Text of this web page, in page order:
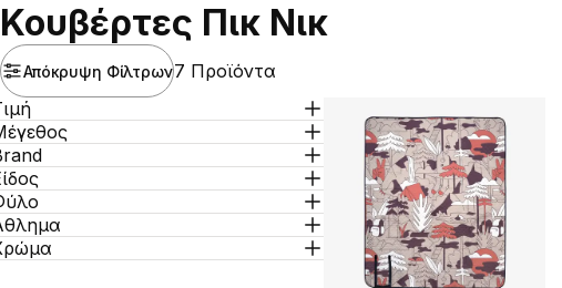
Κουβέρτες Πικ Νικ
Απόκρυψη Φίλτρων7 Προϊόντα